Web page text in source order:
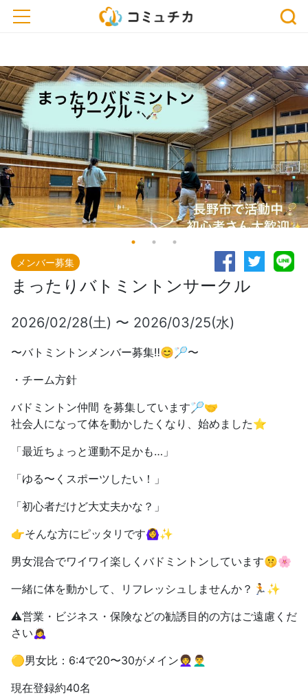
toggle navigation
※開催予定のイベントが中止・延期になっている場合がございます。おでかけ、または
お申込みの際は、事前に主催者にご確認ください。
メンバー募集
まったりバトミントンサークル
2026/02/28(土) 〜 2026/03/25(水)
〜バトミントンメンバー募集‼️😊🏸〜
・チーム方針
バドミントン仲間 を募集しています🏸🤝
社会人になって体を動かしたくなり、始めました⭐️
「最近ちょっと運動不足かも…」
「ゆる〜くスポーツしたい！」
「初心者だけど大丈夫かな？」
👉そんな方にピッタリです🙆‍♀️✨
男女混合でワイワイ楽しくバドミントンしています🤫🌸
一緒に体を動かして、リフレッシュしませんか？🏃✨
⚠️営業・ビジネス・保険などの勧誘目的の方はご遠慮くだ
さい🙇‍♀️
🟡男女比：6:4で20〜30がメイン👩‍🦱👨‍🦱
現在登録約40名